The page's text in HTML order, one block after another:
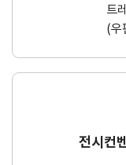
트
(우
전시컨